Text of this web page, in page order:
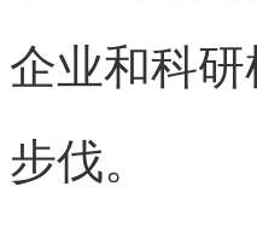
企业和科
步伐。